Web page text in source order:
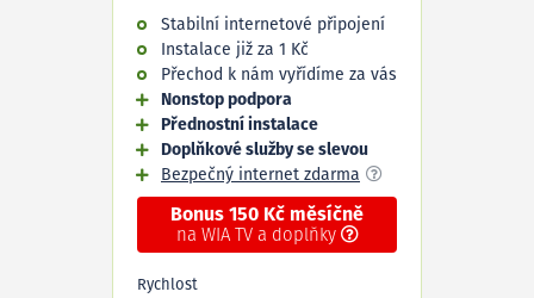
Stabilní internetové připojení
Instalace již za 1 Kč
Přechod k nám vyřídíme za vás
Nonstop podpora
Přednostní instalace
Doplňkové služby se slevou
Bezpečný internet zdarma
Bonus 150 Kč měsíčně
na WIA TV a doplňky
Rychlost